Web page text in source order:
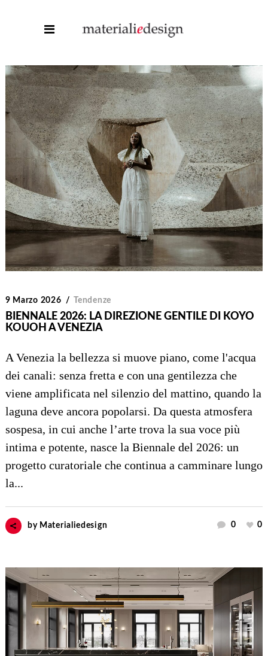
9 Marzo 2026 Tendenze
BIENNALE 2026: LA DIREZIONE GENTILE DI KOYO
KOUOH A VENEZIA
A Venezia la bellezza si muove piano, come l'acqua
dei canali: senza fretta e con una gentilezza che
viene amplificata nel silenzio del mattino, quando la
laguna deve ancora popolarsi. Da questa atmosfera
sospesa, in cui anche l’arte trova la sua voce più
intima e potente, nasce la Biennale del 2026: un
progetto curatoriale che continua a camminare lungo
la...
by Materialiedesign 0 0